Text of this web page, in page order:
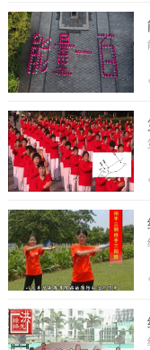
┗━发展历程
┗━售后服务
养生理念
┗━经络检测
┗━核心项目